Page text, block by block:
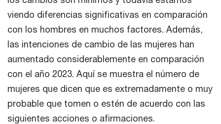
viendo diferencias significativas en comparación
con los hombres en muchos factores. Además,
las intenciones de cambio de las mujeres han
aumentado considerablemente en comparación
con el año 2023. Aquí se muestra el número de
mujeres que dicen que es extremadamente o muy
probable que tomen o estén de acuerdo con las
siguientes acciones o afirmaciones.